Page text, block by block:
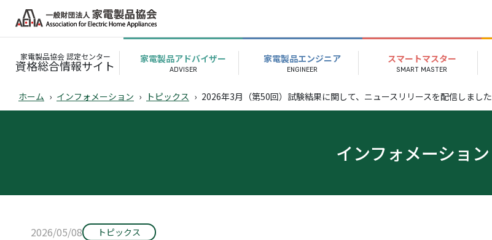
家電製品協会 認定センター
資格総合情報サイト 家電製品アドバイザー 家電製品エンジニア スマートマスター
ホーム インフォメーション トピックス 2026年3月（第50回）試験結果に関して、ニュースリリースを配信しました
インフォメーション
2026/05/08 トピックス